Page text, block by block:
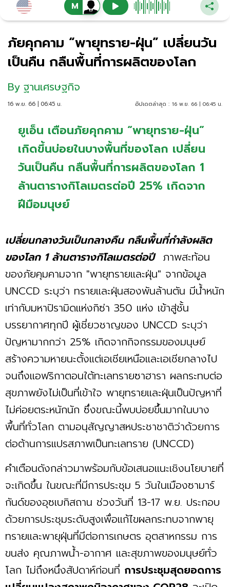
ภัยคุกคาม “พายุทราย-ฝุ่น” เปลี่ยนวัน
เป็นคืน กลืนพื้นที่การผลิตของโลก
By ฐานเศรษฐกิจ
16 พ.ย. 66 | 06:45 น. อัปเดตล่าสุด : 16 พ.ย. 66 | 06:45 น.
ยูเอ็น เตือนภัยคุกคาม “พายุทราย-ฝุ่น”
เกิดขึ้นบ่อยในบางพื้นที่ของโลก เปลี่ยน
วันเป็นคืน กลืนพื้นที่การผลิตของโลก 1
ล้านตารางกิโลเมตรต่อปี 25% เกิดจาก
ฝีมือมนุษย์
เปลี่ยนกลางวันเป็นกลางคืน กลืนพื้นที่กำลังผลิต
ของโลก 1 ล้านตารางกิโลเมตรต่อปีภาพสะท้อน
ของภัยคุมคามจาก "พายุทรายและฝุ่น" จากข้อมูล
UNCCD ระบุว่า ทรายและฝุ่นสองพันล้านตัน มีน้ำหนัก
เท่ากับมหาปิรามิดแห่งกิซ่า 350 แห่ง เข้าสู่ชั้น
บรรยากาศทุกปี ผู้เชี่ยวชาญของ UNCCD ระบุว่า
ปัญหามากกว่า 25% เกิดจากกิจกรรมของมนุษย์
สร้างความหายนะตั้งแต่เอเชียเหนือและเอเชียกลางไป
จนถึงแอฟริกาตอนใต้ทะเลทรายซาฮารา ผลกระทบต่อ
สุขภาพยังไม่เป็นที่เข้าใจ พายุทรายและฝุ่นเป็นปัญหาที่
ไม่ค่อยตระหนักนัก ซึ่งขณะนี้พบบ่อยขึ้นมากในบาง
พื้นที่ทั่วโลก ตามอนุสัญญาสหประชาชาติว่าด้วยการ
ต่อต้านการแปรสภาพเป็นทะเลทราย (UNCCD)
คำเตือนดังกล่าวมาพร้อมกับข้อเสนอแนะเชิงนโยบายที่
จะเกิดขึ้น ในขณะที่มีการประชุม 5 วันในเมืองซามาร์
กันด์ของอุซเบกิสถาน ช่วงวันที่ 13-17 พ.ย. ประกอบ
ด้วยการประชุมระดับสูงเพื่อแก้ไขผลกระทบจากพายุ
ทรายและพายุฝุ่นที่มีต่อการเกษตร อุตสาหกรรม การ
ขนส่ง คุณภาพน้ำ-อากาศ และสุขภาพของมนุษย์ทั่ว
โลก ไม่ถึงหนึ่งสัปดาห์ก่อนที่ การประชุมสุดยอดการ